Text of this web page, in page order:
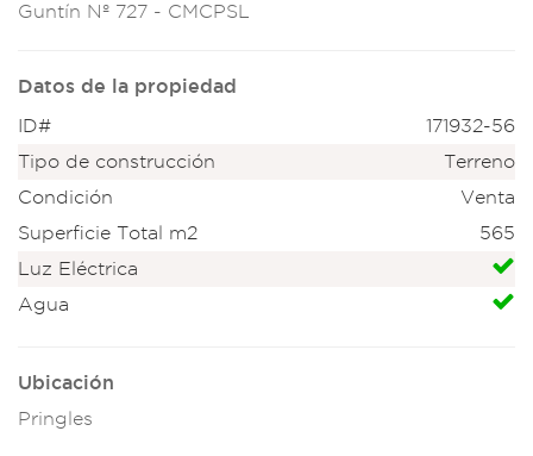
Guntín Nº 727 - CMCPSL
Datos de la propiedad
ID#
171932-56
Tipo de construcción
Terreno
Condición
Venta
Superficie Total m2
565
Luz Eléctrica
Agua
Ubicación
Pringles